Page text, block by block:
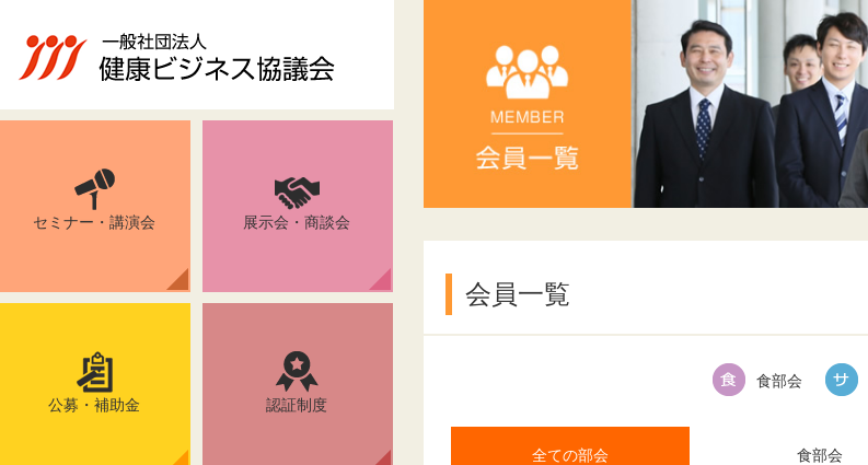
会員一覧
食部会
全ての部会 食部会
セミナー・講演会 展示会・商談会
公募・補助金 認証制度